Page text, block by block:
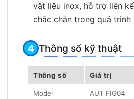
vật liệu inox, hỗ trợ liên
chắc chắn trong quá trình
Thông số kỹ thuật
Thông số Giá trị
Model AUT FIG04